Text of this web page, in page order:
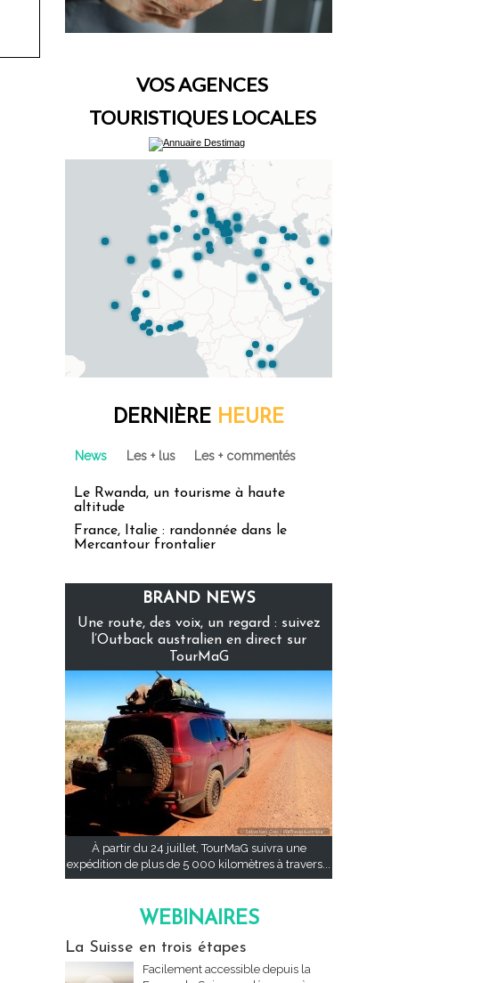
VOS AGENCES
TOURISTIQUES LOCALES
DERNIÈRE HEURE
News Les + lus Les + commentés
Le Rwanda, un tourisme à haute
altitude
France, Italie : randonnée dans le
Mercantour frontalier
BRAND NEWS
Une route, des voix, un regard : suivez
l’Outback australien en direct sur
TourMaG
À partir du 24 juillet, TourMaG suivra une
expédition de plus de 5 000 kilomètres à travers...
WEBINAIRES
La Suisse en trois étapes
Facilement accessible depuis la